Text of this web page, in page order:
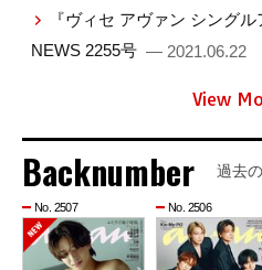
『ヴィセ アヴァン シング
NEWS 2255号 — 2021.06.22
View
Backnumber 過去
No. 2507 No. 2506